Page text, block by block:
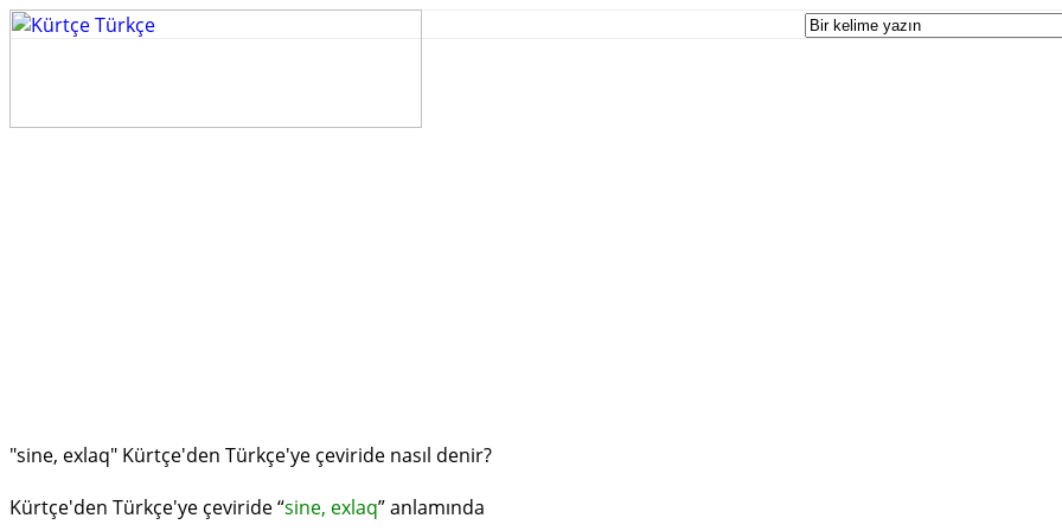
"sine, exlaq" Kürtçe'den Türkçe'ye çeviride nasıl denir?
Kürtçe'den Türkçe'ye çeviride “sine, exlaq” anlamında